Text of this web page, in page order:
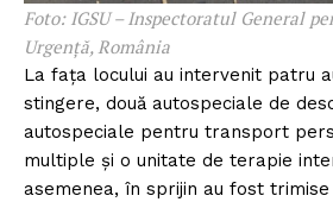
Foto: IGSU – Inspectoratul General
Urgență, România
La faţa locului au intervenit patru
stingere, două autospeciale de
autospeciale pentru transport
multiple şi o unitate de terapie
asemenea, în sprijin au fost